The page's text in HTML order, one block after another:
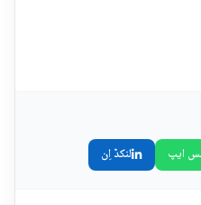
ایپ لنکڈ اِن